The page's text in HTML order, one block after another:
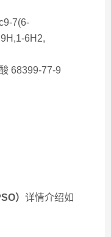
7(6-
6H2,
68399-77-9
） 详情介绍如